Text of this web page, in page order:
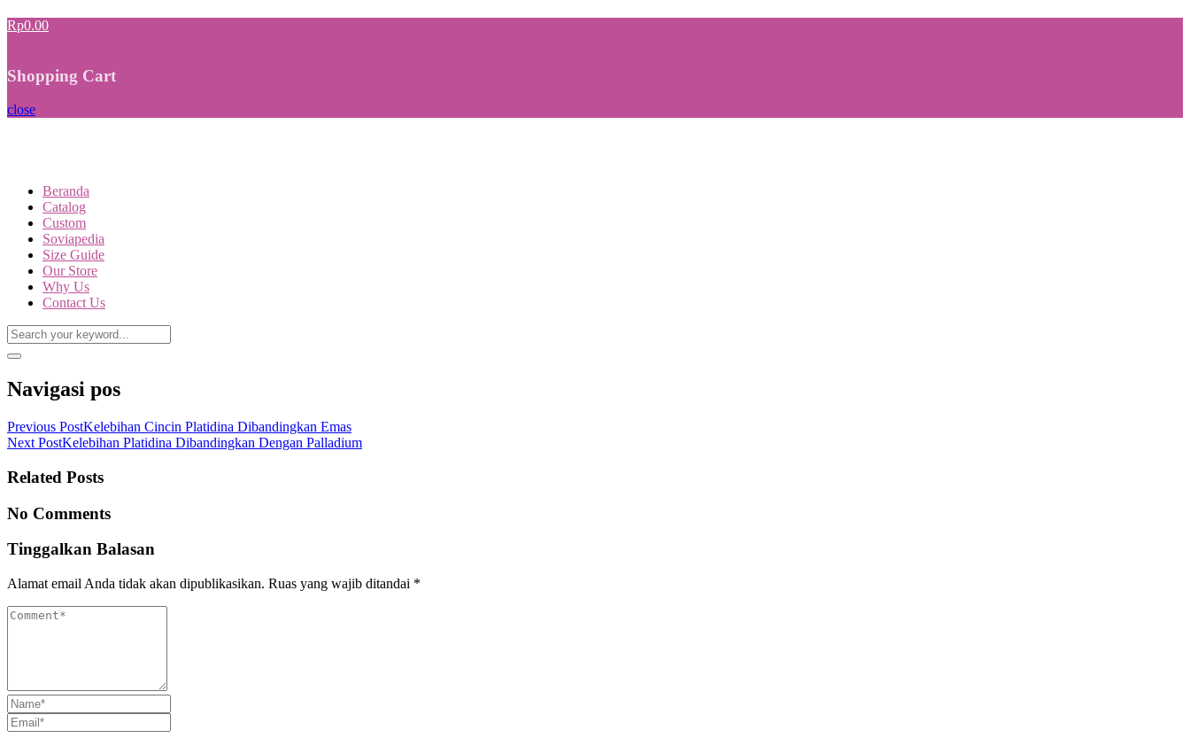
Rp0.00
Shopping Cart
close
Beranda
Catalog
Custom
Soviapedia
Size Guide
Our Store
Why Us
Contact Us
Navigasi pos
Previous PostKelebihan Cincin Platidina Dibandingkan Emas
Next PostKelebihan Platidina Dibandingkan Dengan Palladium
Related Posts
No Comments
Tinggalkan Balasan
Alamat email Anda tidak akan dipublikasikan. Ruas yang wajib ditandai *